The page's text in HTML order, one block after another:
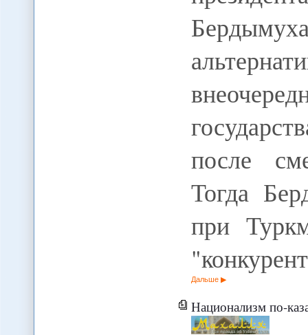
после
Тогда
при
Дальше
Национализм по-